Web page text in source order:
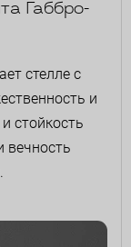
Габбро-
стелле с
и
стойкость
вечность